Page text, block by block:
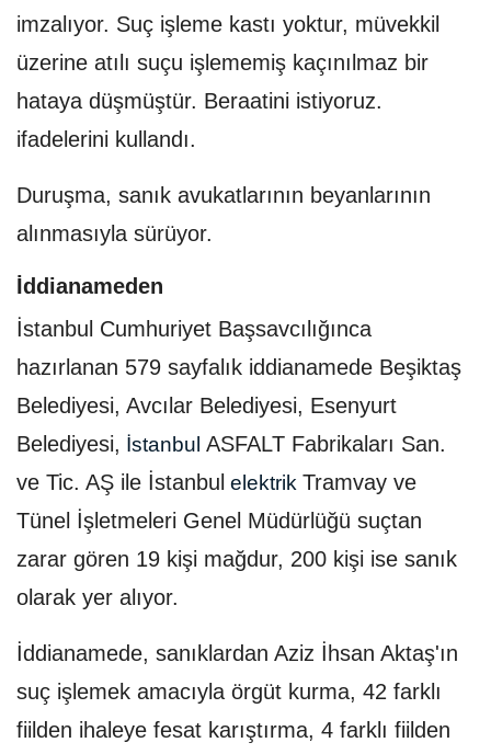
imzalıyor. Suç işleme kastı yoktur, müvekkil
üzerine atılı suçu işlememiş kaçınılmaz bir
hataya düşmüştür. Beraatini istiyoruz.
ifadelerini kullandı.
Duruşma, sanık avukatlarının beyanlarının
alınmasıyla sürüyor.
İddianameden
İstanbul Cumhuriyet Başsavcılığınca
hazırlanan 579 sayfalık iddianamede Beşiktaş
Belediyesi, Avcılar Belediyesi, Esenyurt
Belediyesi, İstanbul ASFALT Fabrikaları San.
ve Tic. AŞ ile İstanbul elektrik Tramvay ve
Tünel İşletmeleri Genel Müdürlüğü suçtan
zarar gören 19 kişi mağdur, 200 kişi ise sanık
olarak yer alıyor.
İddianamede, sanıklardan Aziz İhsan Aktaş'ın
suç işlemek amacıyla örgüt kurma, 42 farklı
fiilden ihaleye fesat karıştırma, 4 farklı fiilden